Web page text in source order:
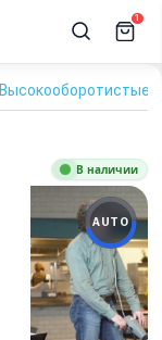
1
Высокооборотистые
В наличии
AUTO